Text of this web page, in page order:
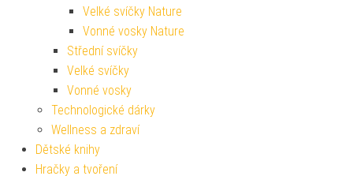
Velké svíčky Nature
Vonné vosky Nature
Střední svíčky
Velké svíčky
Vonné vosky
Technologické dárky
Wellness a zdraví
Dětské knihy
Hračky a tvoření